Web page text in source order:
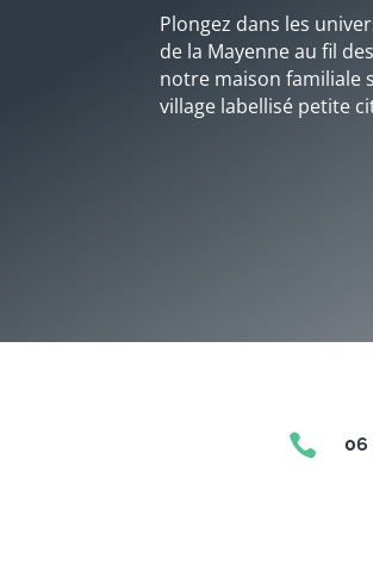
Plongez dans les
de la Mayenne au fil
notre maison familiale
village labellisé petite
 06